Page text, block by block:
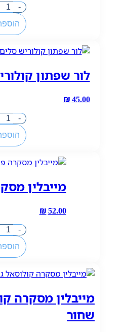
-
כמות
של
לוריאל
עמיד
רזיזטנס
420
לור שפתון
₪45.00
-
כמות
של
לור
קולוריש
מאט
346
מייבלין
₪52.00
-
כמות
של
מייבלין
פייר
מייבלין מסקרה
שחור